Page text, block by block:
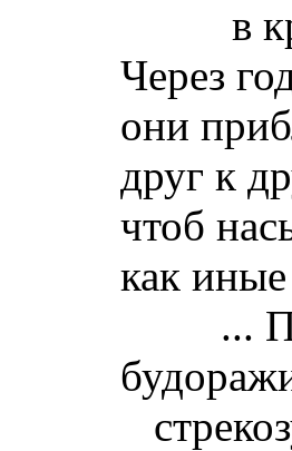
в
Через
они
друг к
чтоб
как
...